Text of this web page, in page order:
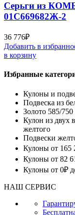
Серьги из
01С669682Ж-2
36 776₽
Добавить в
в корзину
Избранные
Кулоны и
Подвеска из
Золото 585/
Кулон из двух
желтого
Подвески
Кулоны от 165
Кулоны от 82
Кулоны от 0₽
НАШ СЕРВИС